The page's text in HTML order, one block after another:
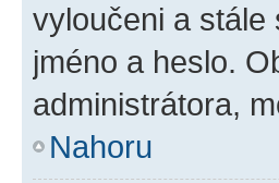
vyloučeni a stále
jméno a heslo.
administrátora,
Nahoru